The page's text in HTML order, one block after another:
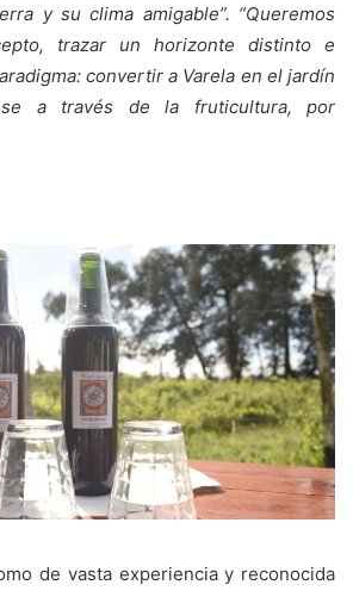
y su clima amigable”. “Queremos
trazar un horizonte distinto e
convertir a Varela en el jardín
a través de la fruticultura, por
de vasta experiencia y reconocida